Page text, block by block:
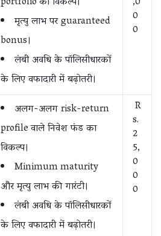
मृत्यु लाभ पर guaranteed
bonus।
लंबी अवधि के पॉलिसीधारकों
के लिए वफादारी में बढ़ोतरी।
0
0
अलग-अलग risk-return
profile वाले निवेश फंड का
विकल्प।
Minimum maturity
और मृत्यु लाभ की गारंटी।
लंबी अवधि के पॉलिसीधारकों
के लिए वफादारी में बढ़ोतरी।
R
s.
2
5,
0
0
0